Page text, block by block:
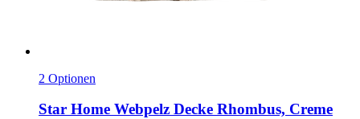
2 Optionen
Star Home Webpelz Decke Rhombus, Creme